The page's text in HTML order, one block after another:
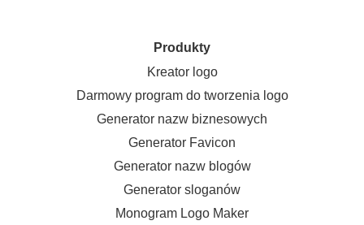
Produkty
Kreator logo
Darmowy program do tworzenia logo
Generator nazw biznesowych
Generator Favicon
Generator nazw blogów
Generator sloganów
Monogram Logo Maker